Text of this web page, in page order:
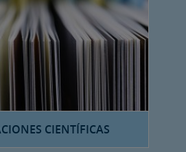
CIENTÍFICAS